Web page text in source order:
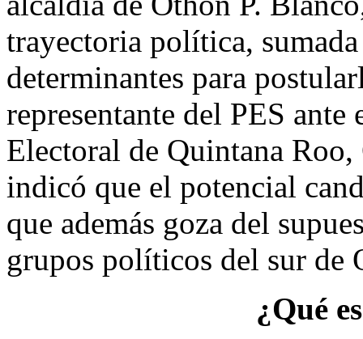
trayectoria política,
determinantes para
representante del PES
Electoral de Quintana
indicó que el potencial
que además goza del
grupos políticos del sur de
¿Qué